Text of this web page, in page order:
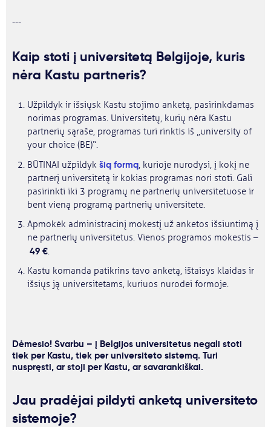
---
Kaip stoti į universitetą Belgijoje, kuris
nėra Kastu partneris?
Užpildyk ir išsiųsk Kastu stojimo anketą, pasirinkdamas
norimas programas. Universitetų, kurių nėra Kastu
partnerių sąraše, programas turi rinktis iš „university of
your choice (BE)“.
BŪTINAI užpildyk šią formą, kurioje nurodysi, į kokį ne
partnerį universitetą ir kokias programas nori stoti. Gali
pasirinkti iki 3 programų ne partnerių universitetuose ir
bent vieną programą partnerių universitete.
Apmokėk administracinį mokestį už anketos išsiuntimą į
ne partnerių universitetus. Vienos programos mokestis –
49 €.
Kastu komanda patikrins tavo anketą, ištaisys klaidas ir
išsiųs ją universitetams, kuriuos nurodei formoje.
Dėmesio! Svarbu – į Belgijos universitetus negali stoti
tiek per Kastu, tiek per universiteto sistemą. Turi
nuspręsti, ar stoji per Kastu, ar savarankiškai.
Jau pradėjai pildyti anketą universiteto
sistemoje?